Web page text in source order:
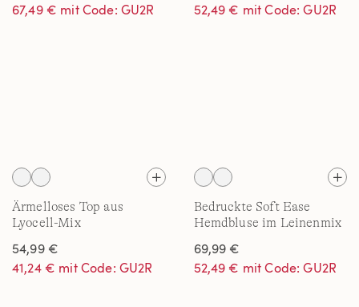
67,49 € mit Code: GU2R
52,49 € mit Code: GU2R
Ärmelloses Top aus
Lyocell-Mix
54,99 €
41,24 € mit Code: GU2R
Bedruckte Soft Ease
Hemdbluse im Leinenmix
69,99 €
52,49 € mit Code: GU2R